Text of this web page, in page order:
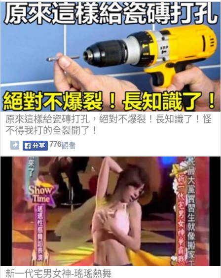
原來這樣給瓷磚打孔，絕對不爆裂！長知識了！怪
不得我打的全裂開了！
776觀看
新一代宅男女神-瑤瑤熱舞